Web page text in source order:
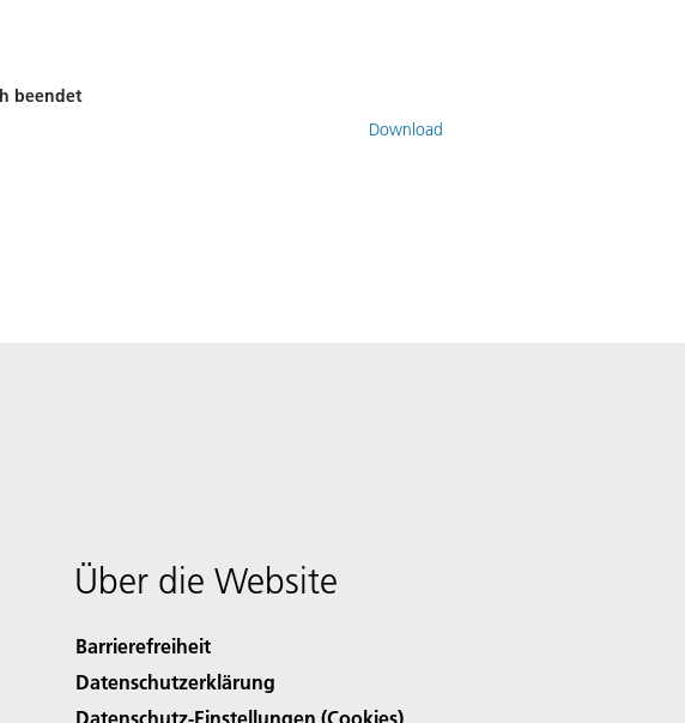
beendet
Download
Über die Website
Barrierefreiheit
Datenschutzerklärung
Datenschutz-Einstellungen (Cookies)